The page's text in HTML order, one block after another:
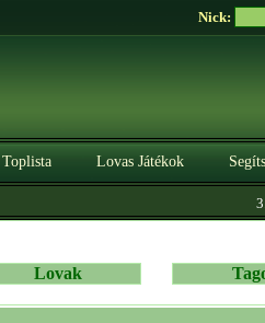
Nick:
Toplista Lovas Játékok
Lovak